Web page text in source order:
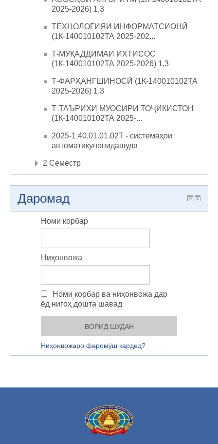
2025-2026) 1,3
ТЕХНОЛОГИЯИ ИНФОРМАТСИОНӢ
(1К-140010102ТА 2025-202...
Т-МУҚАДДИМАИ ИХТИСОС
(1К-140010102ТА 2025-2026) 1,3
Т-ФАРҲАНГШИНОСӢ (1К-140010102ТА
2025-2026) 1,3
Т-ТАЪРИХИ МУОСИРИ ТОҶИКИСТОН
(1К-140010102ТА 2025-...
2025-1.40.01.01.02Т - системаҳои
автоматикунонидашуда
2 Семестр
Даромад
Номи корбар
Ниҳонвожа
Номи корбар ва ниҳонвожа дар
ёд нигоҳ дошта шавад
Ниҳонвожаро фаромӯш кардед?